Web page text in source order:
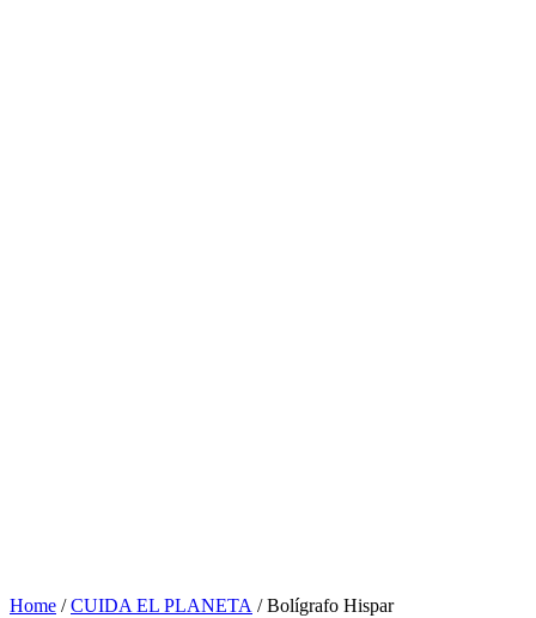
Home /CUIDA EL PLANETA / Bolígrafo Hispar